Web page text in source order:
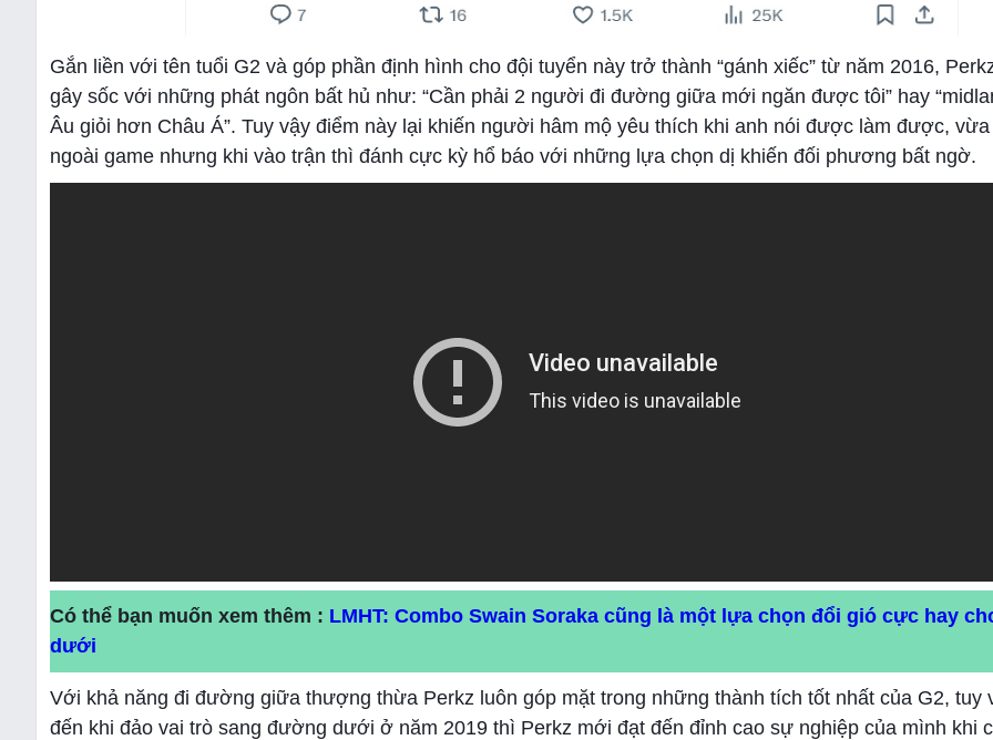
Gắn liền với tên tuổi G2 và góp phần định hình cho đội tuyển này trở thành “gánh xiếc” từ năm 2016,
gây sốc với những phát ngôn bất hủ như: “Cần phải 2 người đi đường giữa mới ngăn được tôi” hay
Âu giỏi hơn Châu Á”. Tuy vậy điểm này lại khiến người hâm mộ yêu thích khi anh nói được làm được,
ngoài game nhưng khi vào trận thì đánh cực kỳ hổ báo với những lựa chọn dị khiến đối phương bất ngờ.
Có thể bạn muốn xem thêm : LMHT: Combo Swain Soraka cũng là một lựa chọn đổi gió cực hay
dưới
Với khả năng đi đường giữa thượng thừa Perkz luôn góp mặt trong những thành tích tốt nhất của G2, tuy
đến khi đảo vai trò sang đường dưới ở năm 2019 thì Perkz mới đạt đến đỉnh cao sự nghiệp của mình khi